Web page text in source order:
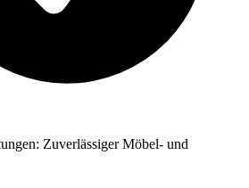
Zuverlässiger Möbel- und